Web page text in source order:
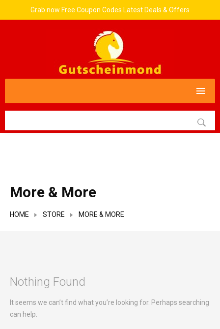
Grab now Free Coupon Codes Latest Deals & Offers
More & More
HOME STORE MORE & MORE
Nothing Found
It seems we can’t find what you’re looking for. Perhaps searching
can help.